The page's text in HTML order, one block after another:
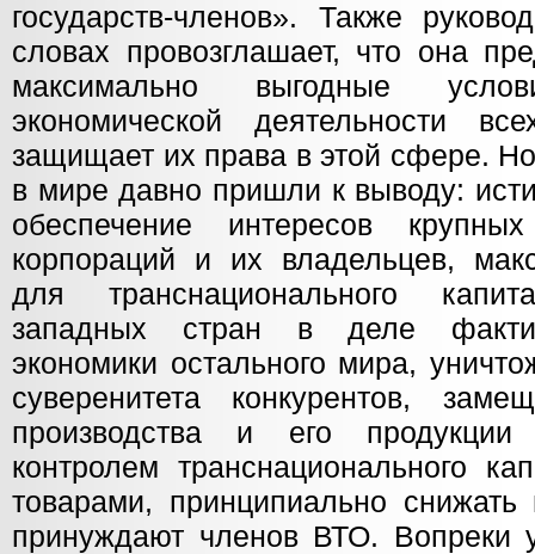
государств-членов». Также
словах провозглашает, что она
максимально выгодные
экономической деятельности
защищает их права в этой сфере.
в мире давно пришли к выводу:
обеспечение интересов
корпораций и их владельцев,
для транснационального
западных стран в деле
экономики остального мира,
суверенитета конкурентов,
производства и его продукции
контролем транснационального
товарами, принципиально
принуждают членов ВТО. Вопреки